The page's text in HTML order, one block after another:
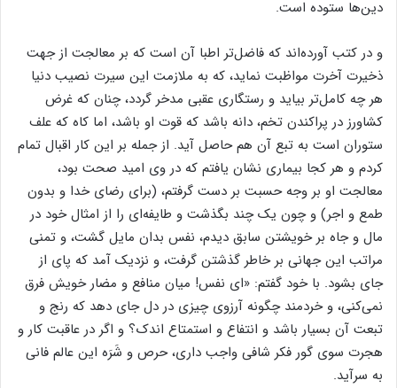
دین‌ها ستوده است.
و در کتب آورده‌اند که فاضل‌تر اطبا آن است که بر معالجت از جهت
ذخیرت آخرت مواظبت نماید، که به ملازمت این سیرت نصیب دنیا
هر چه کامل‌تر بیاید و رستگاری عقبی مدخر گردد، چنان که غرض
کشاورز در پراکندن تخم، دانه باشد که قوت او باشد، اما کاه که علف
ستوران است به تبع آن هم حاصل آید. از جمله بر این کار اقبال تمام
کردم و هر کجا بیماری نشان یافتم که در وی امید صحت بود،
معالجت او بر وجه حسبت بر دست گرفتم، (برای رضای خدا و بدون
طمع و اجر) و چون یک چند بگذشت و طایفه‌ای را از امثال خود در
مال و جاه بر خویشتن سابق دیدم، نفس بدان مایل گشت، و تمنی
مراتب این جهانی بر خاطر گذشتن گرفت، و نزدیک آمد که پای از
جای بشود. با خود گفتم: «ای نفس! میان منافع و مضار خویش فرق
نمی‌کنی، و خردمند چگونه آرزوی چیزی در دل جای دهد که رنج و
تبعت آن بسیار باشد و انتفاع و استمتاع اندک؟ و اگر در عاقبت کار و
هجرت سوی گور فکر شافی واجب داری، حرص و شَرَه این عالم فانی
به سرآید.